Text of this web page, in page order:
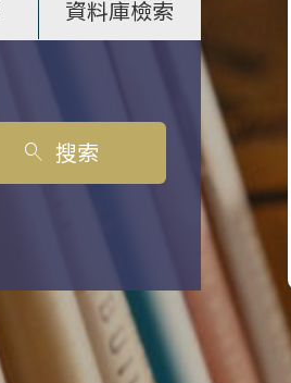
資料庫檢索
search 搜索